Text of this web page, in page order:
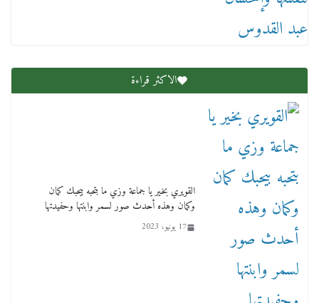
لأول فرع لمدارس لها بمصر في فينا بحضور ولي
العهد
الاكثر قراءة
القويري بخير يا جماعة وزي ما بتحبه بيحبك كمان
وكمان وهذه أحدث صور لسمر وابنتها وحفيدتها
17 يونيو، 2023